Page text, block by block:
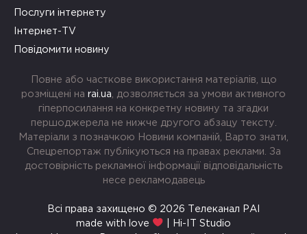
Послуги інтернету
Інтернет-TV
Повідомити новину
Повне або часткове використання матеріалів, що
розміщені на rai.ua , дозволяється за умови активного
гіперпосилання на конкретну новину та згадки
першоджерела не нижче другого абзацу тексту.
Матеріали з позначкою Новини компаній, Варто знати,
Спецрепортаж публікуються на правах реклами. За
достовірність рекламної інформації відповідальність
несе рекламодавець
Всі права захищено © 2026 Телеканал РАІ
made with love
| Hi-IT Studio